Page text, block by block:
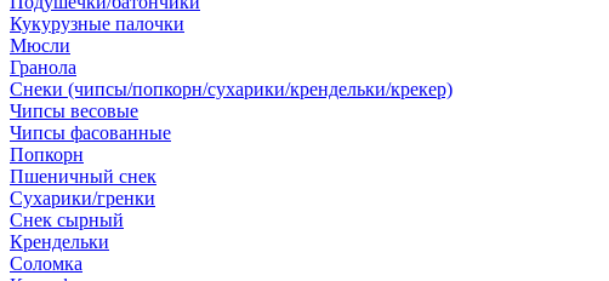
Кукурузные палочки
Мюсли
Гранола
Снеки (чипсы/попкорн/сухарики/крендельки/крекер)
Чипсы весовые
Чипсы фасованные
Попкорн
Пшеничный снек
Сухарики/гренки
Снек сырный
Крендельки
Соломка